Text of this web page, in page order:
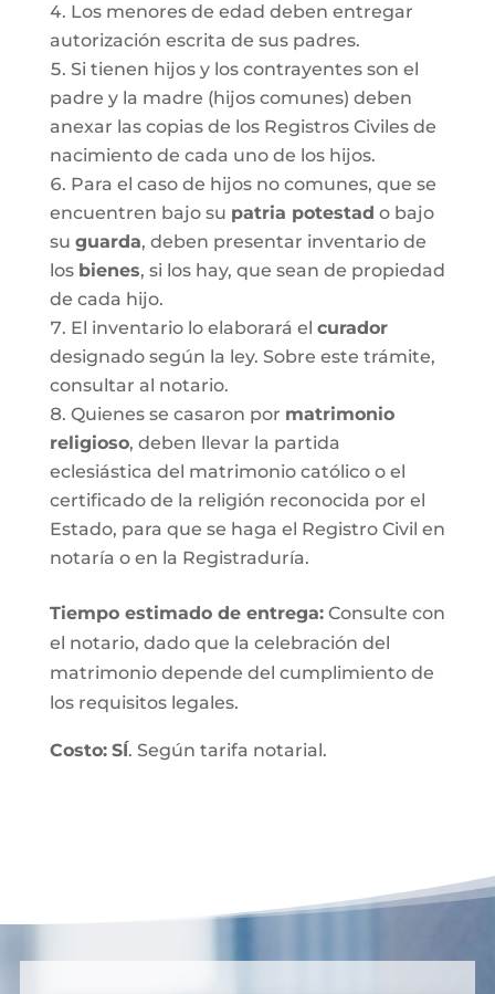
Los menores de edad deben entregar
autorización escrita de sus padres.
Si tienen hijos y los contrayentes son el
padre y la madre (hijos comunes) deben
anexar las copias de los Registros Civiles de
nacimiento de cada uno de los hijos.
Para el caso de hijos no comunes, que se
encuentren bajo su patria potestad o bajo
su guarda, deben presentar inventario de
los bienes, si los hay, que sean de propiedad
de cada hijo.
El inventario lo elaborará el curador
designado según la ley. Sobre este trámite,
consultar al notario.
Quienes se casaron por matrimonio
religioso, deben llevar la partida
eclesiástica del matrimonio católico o el
certificado de la religión reconocida por el
Estado, para que se haga el Registro Civil en
notaría o en la Registraduría.
Tiempo estimado de entrega:Consulte con
el notario, dado que la celebración del
matrimonio depende del cumplimiento de
los requisitos legales.
Costo: SÍ. Según tarifa notarial.